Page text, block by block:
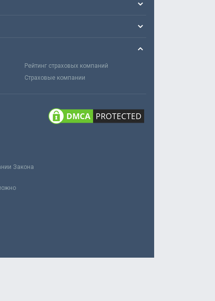
Рейтинг страховых компаний
Страховые компании
Закона